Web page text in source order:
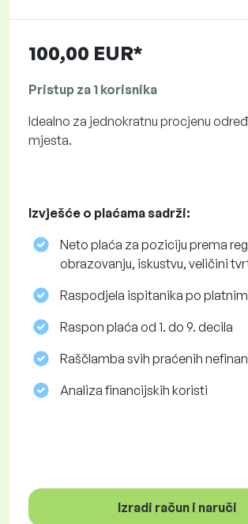
100,00 EUR*
Pristup za 1 korisnika
Idealno za jednokratnu procjenu
mjesta.
Izvješće o plaćama sadrži:
Neto plaća za poziciju prema
obrazovanju, iskustvu, veličini
Raspodjela ispitanika po
Raspon plaća od 1. do 9. decila
Raščlamba svih praćenih
Analiza financijskih koristi
Izradi račun i naruči